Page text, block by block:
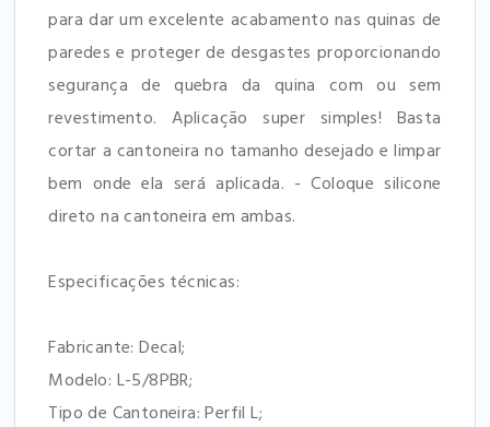
para dar um excelente acabamento nas quinas de
paredes e proteger de desgastes proporcionando
segurança de quebra da quina com ou sem
revestimento. Aplicação super simples! Basta
cortar a cantoneira no tamanho desejado e limpar
bem onde ela será aplicada. - Coloque silicone
direto na cantoneira em ambas.
Especificações técnicas:
Fabricante: Decal;
Modelo: L-5/8PBR;
Tipo de Cantoneira: Perfil L;